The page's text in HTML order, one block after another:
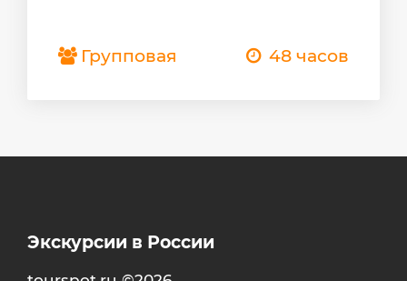
Групповая 48 часов
Экскурсии в России